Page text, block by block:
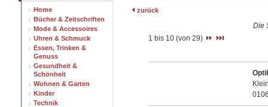
Home
Bücher & Zeitschriften
Mode & Accessoires
Uhren & Schmuck
Essen, Trinken &
Genuss
Gesundheit &
Schönheit
Wohnen & Garten
Kinder
Technik
zurück
Die
1 bis 10 (von 29)